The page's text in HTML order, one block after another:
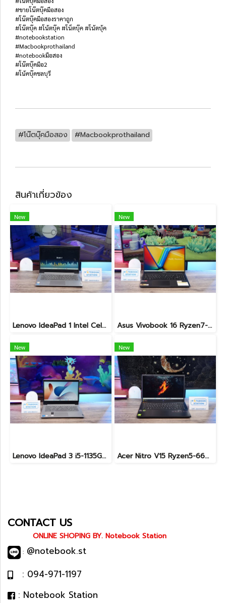
#ขายโน๊ตบุ๊คมือสอง
#โน๊ตบุ๊คมือสองราคาถูก
#โน๊ตบุ๊ค #โน้ตบุ๊ค #โน็ตบุ๊ค #โน้ตบุ้ค
#notebookstation
#Macbookprothailand
#notebookมือสอง
#โน๊ตบุ๊คมือ2
#โน้คบุ๊คชลบุรี
#โน๊ตบุ๊คมือสอง #Macbookprothailand
สินค้าเกี่ยวข้อง
New
Lenovo IdeaPad 1 Intel Celeron N4020 Ram4 SSD256GB จอ14.0 HD หน้าจอเล็กเหมาะแก่การพกพา ใช้งานทั่วไป ราคาถูกมาก เพียง 3,900.- พร้อมใช้งาน(สินค้ามีตำหนิขายถูกประกันร้าน7วัน)
New
Asus Vivobook 16 Ryzen7-7730U Ram16 SSD512 จอ16นิ้ว WUXGA IPS สเปคสูงทำงานเก่ง จอใหญ่ภาพสวย พร้อมแป้นตัวเลขแยก เครื่องมีประกันศูนย์พร้อมใช้งานเพียง 12,990.-
New
Lenovo IdeaPad 3 i5-1135G7 Ram8 SSD512 จอ15.6 FHD สเปคดี ใช้งานทั่วไป แป้นตัวเลขแยก ราคา 8,990 .-
New
Acer Nitro V15 Ryzen5-6600H RTX2050(4GB) RAM16 512GB SSD จอ15.6นิ้ว FHD 165Hz sRGB100% เกมมิ่งรุ่นใหม่ ดีไซน์เครื่องบาง สวยเท่ดูทันสมัย มีประกันศูนย์2028 ราคาสุดคุ้มเพียง 17,990.-
CONTACT US
ONLINE SHOPING BY. Notebook Station
: @notebook.st
: 094-971-1197
: Notebook Station